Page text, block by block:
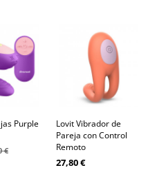
Purple
€
Lovit Vibrador de
Pareja con Control
Remoto
27,80 €